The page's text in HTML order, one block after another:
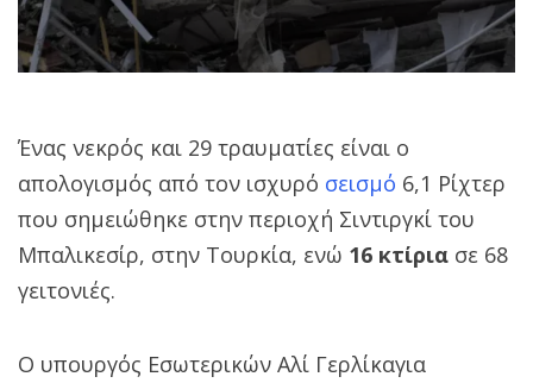
Ένας νεκρός και 29 τραυματίες είναι ο
απολογισμός από τον ισχυρό σεισμό 6,1 Ρίχτερ
που σημειώθηκε στην περιοχή Σιντιργκί του
Μπαλικεσίρ, στην Τουρκία, ενώ 16 κτίρια σε 68
γειτονιές.
Ο υπουργός Εσωτερικών Αλί Γερλίκαγια